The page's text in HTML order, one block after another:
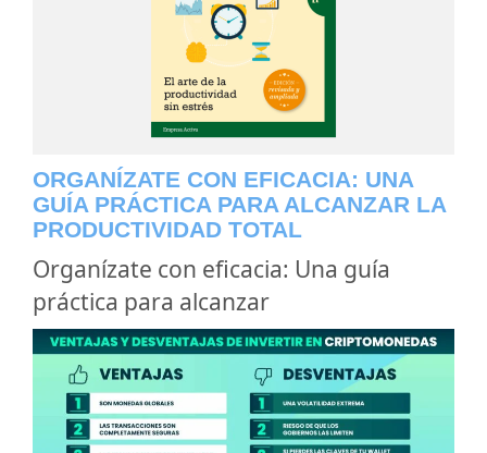
ORGANÍZATE CON EFICACIA: UNA
GUÍA PRÁCTICA PARA ALCANZAR LA
PRODUCTIVIDAD TOTAL
Organízate con eficacia: Una guía
práctica para alcanzar